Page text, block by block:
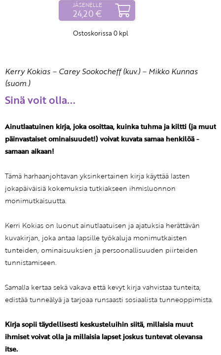
JÄSENELLE
24,20 €
Ostoskorissa 0 kpl
Kerry Kokias – Carey Sookocheff (kuv.)– Mikko Kunnas
(suom.)
Sinä voit olla...
Ainutlaatuinen kirja, joka osoittaa, kuinka tuhma ja kiltti (ja muut
päinvastaiset ominaisuudet!) voivat kuvata samaa henkilöä -
samaan aikaan!
Tämä harhaanjohtavan yksinkertainen kirja käyttää lasten
jokapäiväisiä kokemuksia tutkiakseen ihmisluonnon
monimutkaisuutta.
Kerri Kokias on luonut ainutlaatuisen ja ajatuksia herättävän
kuvakirjan, joka antaa lapsille työkaluja monimutkaisten
tunteiden, ominaisuuksien ja persoonallisuuden piirteiden
tunnistamiseen.
Samalla kertaa sekä vakava että kevyt kirja vahvistaa tunteita,
edistää tunneälyä ja tarjoaa runsaasti sosiaalista tunneoppimista.
Kirja sopii täydellisesti keskusteluihin siitä, millaisia muut
ihmiset voivat olla ja millaisia lapset joskus tuntevat olevansa
itse.